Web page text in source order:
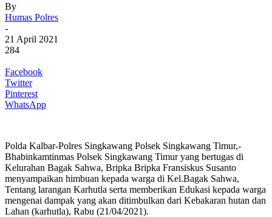
By
Humas Polres
-
21 April 2021
284
Facebook
Twitter
Pinterest
WhatsApp
Polda Kalbar-Polres Singkawang Polsek Singkawang Timur,-
Bhabinkamtinmas Polsek Singkawang Timur yang bertugas di
Kelurahan Bagak Sahwa, Bripka Bripka Fransiskus Susanto
menyampaikan himbuan kepada warga di Kel.Bagak Sahwa,
Tentang larangan Karhutla serta memberikan Edukasi kepada warga
mengenai dampak yang akan ditimbulkan dari Kebakaran hutan dan
Lahan (karhutla), Rabu (21/04/2021).